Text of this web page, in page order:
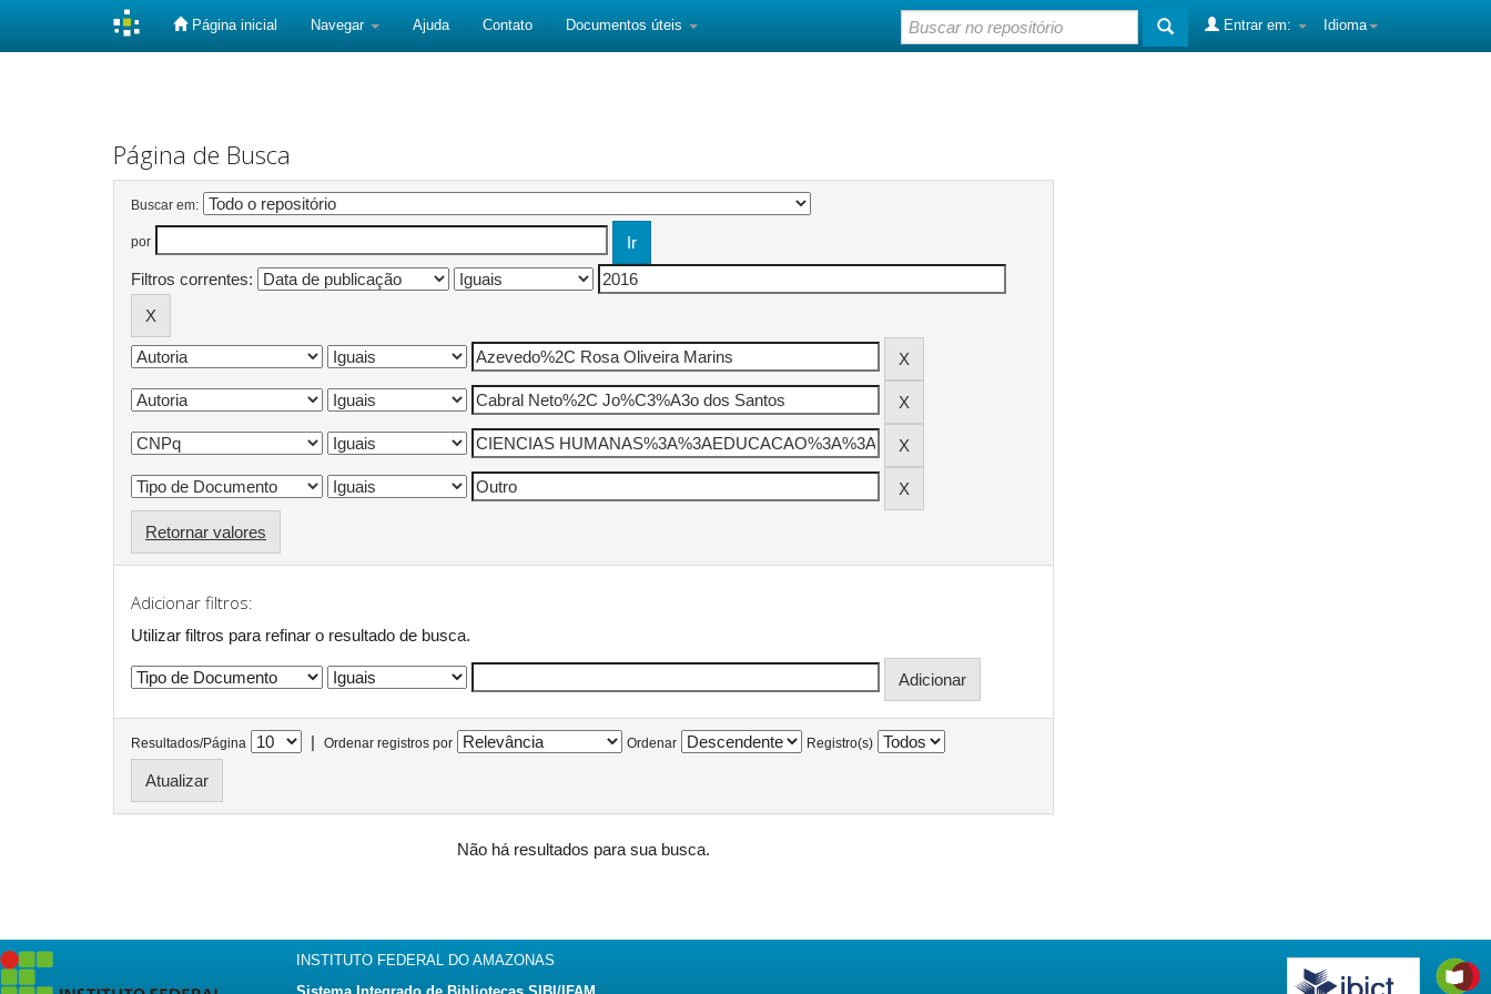
Página inicial Navegar Ajuda Contato Documentos úteis Idioma
Entrar em:
Página de Busca
Buscar em:
por
Filtros correntes:
Retornar valores
Adicionar filtros:
Utilizar filtros para refinar o resultado de busca.
Resultados/Página | Ordenar registros por Ordenar Registro(s)
Não há resultados para sua busca.
INSTITUTO FEDERAL DO AMAZONAS